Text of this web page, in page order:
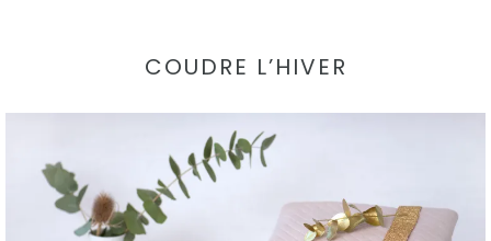
COUDRE L’HIVER